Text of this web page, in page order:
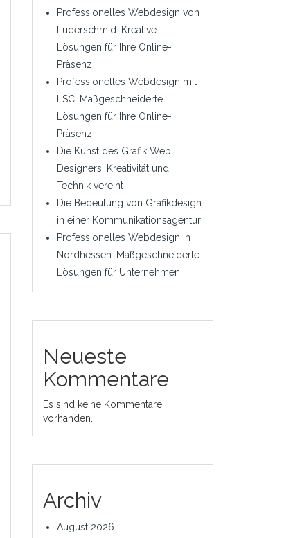
Professionelles Webdesign von
Luderschmid: Kreative
Lösungen für Ihre Online-
Präsenz
Professionelles Webdesign mit
LSC: Maßgeschneiderte
Lösungen für Ihre Online-
Präsenz
Die Kunst des Grafik Web
Designers: Kreativität und
Technik vereint
Die Bedeutung von Grafikdesign
in einer Kommunikationsagentur
Professionelles Webdesign in
Nordhessen: Maßgeschneiderte
Lösungen für Unternehmen
Neueste
Kommentare
Es sind keine Kommentare
vorhanden.
Archiv
August 2026